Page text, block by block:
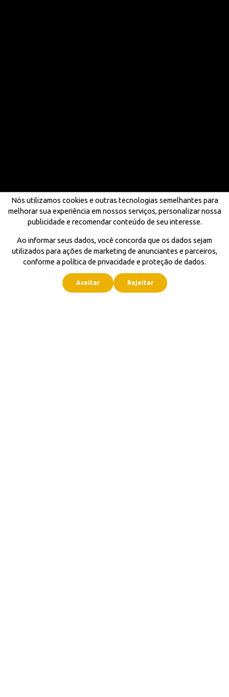
Nós utilizamos cookies e outras tecnologias semelhantes para
melhorar sua experiência em nossos serviços, personalizar nossa
publicidade e recomendar conteúdo de seu interesse.
Ao informar seus dados, você concorda que os dados sejam
utilizados para ações de marketing de anunciantes e parceiros,
conforme a política de privacidade e proteção de dados.
Aceitar Rejeitar